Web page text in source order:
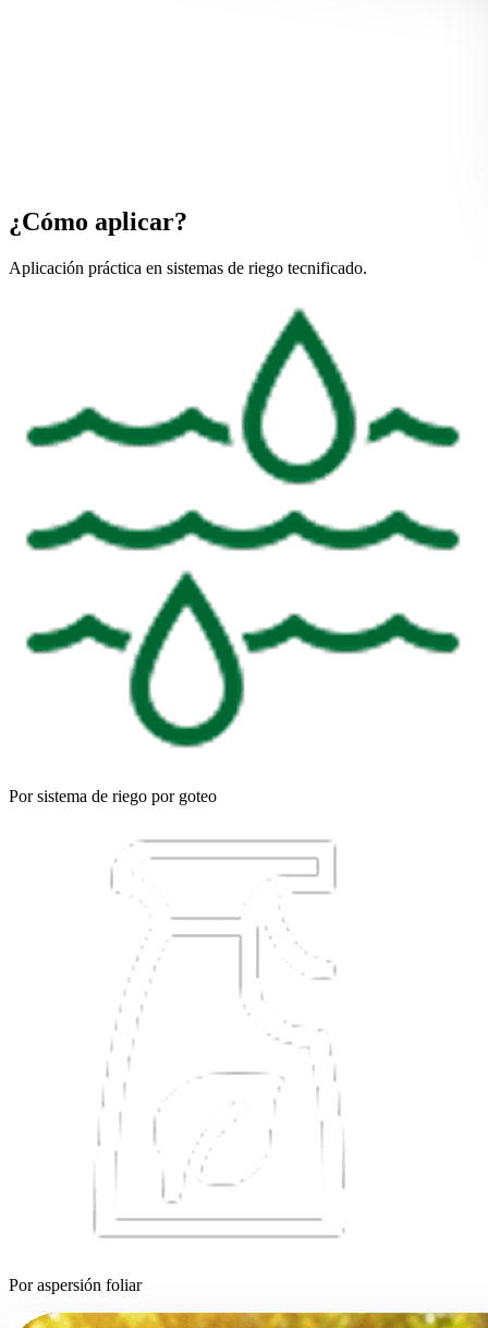
¿Cómo aplicar?
Aplicación práctica en sistemas de riego tecnificado.
Por sistema de riego por goteo
Por aspersión foliar